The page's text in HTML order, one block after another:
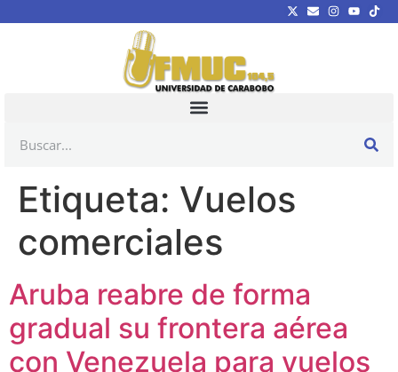
Etiqueta: Vuelos
comerciales
Aruba reabre de forma
gradual su frontera aérea
con Venezuela para vuelos